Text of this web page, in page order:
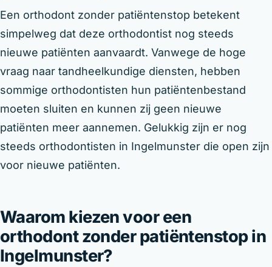
Een orthodont zonder patiëntenstop betekent
simpelweg dat deze orthodontist nog steeds
nieuwe patiënten aanvaardt. Vanwege de hoge
vraag naar tandheelkundige diensten, hebben
sommige orthodontisten hun patiëntenbestand
moeten sluiten en kunnen zij geen nieuwe
patiënten meer aannemen. Gelukkig zijn er nog
steeds orthodontisten in Ingelmunster die open zijn
voor nieuwe patiënten.
Waarom kiezen voor een
orthodont zonder patiëntenstop in
Ingelmunster?